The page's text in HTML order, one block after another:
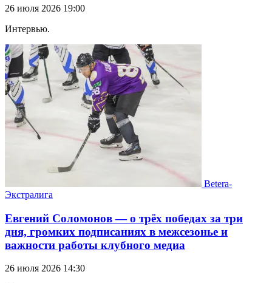
26 июля 2026 19:00
Интервью.
Betera-
Экстралига
Евгений Соломонов — о трёх победах за три
дня, громких подписаниях в межсезонье и
важности работы клубного медиа
26 июля 2026 14:30